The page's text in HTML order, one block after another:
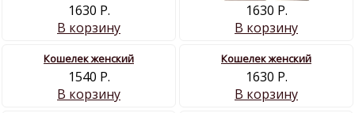
1630 Р.
В корзину
1630 Р.
В корзину
Кошелек женский
1540 Р.
В корзину
Кошелек женский
1630 Р.
В корзину